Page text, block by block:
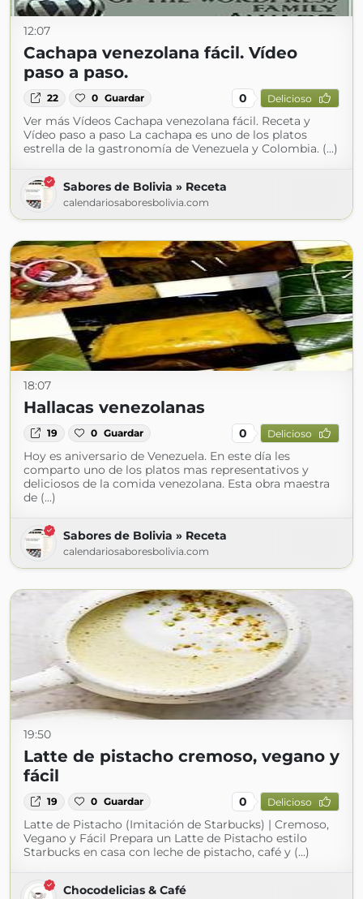
12:07
Cachapa venezolana fácil. Vídeo
paso a paso.
22 0 Guardar 0 Delicioso
Ver más Vídeos Cachapa venezolana fácil. Receta y
Vídeo paso a paso La cachapa es uno de los platos
estrella de la gastronomía de Venezuela y Colombia. (...)
Sabores de Bolivia » Receta
calendariosaboresbolivia.com
18:07
Hallacas venezolanas
19 0 Guardar 0 Delicioso
Hoy es aniversario de Venezuela. En este día les
comparto uno de los platos mas representativos y
deliciosos de la comida venezolana. Esta obra maestra
de (...)
Sabores de Bolivia » Receta
calendariosaboresbolivia.com
19:50
Latte de pistacho cremoso, vegano y
fácil
19 0 Guardar 0 Delicioso
Latte de Pistacho (Imitación de Starbucks) | Cremoso,
Vegano y Fácil Prepara un Latte de Pistacho estilo
Starbucks en casa con leche de pistacho, café y (...)
Chocodelicias & Café